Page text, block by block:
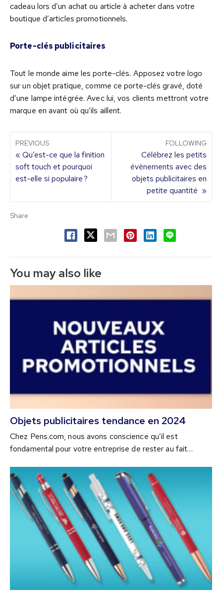
cadeau lors d’un achat ou article à acheter dans votre
boutique d’articles promotionnels.
Porte-clés publicitaires
Tout le monde aime les porte-clés. Apposez votre logo
sur un objet pratique, comme ce porte-clés gravé, doté
d’une lampe intégrée. Avec lui, vos clients mettront votre
marque en avant où qu’ils aillent.
FOLLOWING
Célébrez les petits
évènements avec des
objets publicitaires en
petite quantité »
PREVIOUS
« Qu’est-ce que la finition
soft touch et pourquoi
est-elle si populaire ?
Share
You may also like
Objets publicitaires tendance en 2024
Chez Pens.com, nous avons conscience qu’il est
fondamental pour votre entreprise de rester au fait…